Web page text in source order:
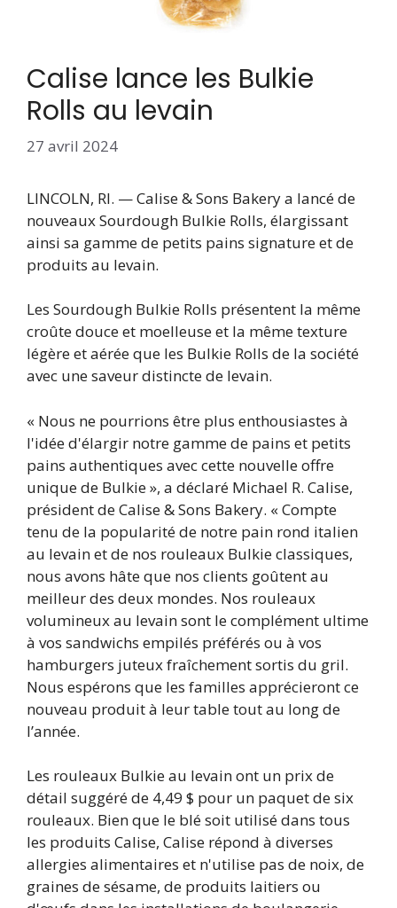
Calise lance les Bulkie
Rolls au levain
27 avril 2024
LINCOLN, RI. — Calise & Sons Bakery a lancé de
nouveaux Sourdough Bulkie Rolls, élargissant
ainsi sa gamme de petits pains signature et de
produits au levain.
Les Sourdough Bulkie Rolls présentent la même
croûte douce et moelleuse et la même texture
légère et aérée que les Bulkie Rolls de la société
avec une saveur distincte de levain.
« Nous ne pourrions être plus enthousiastes à
l'idée d'élargir notre gamme de pains et petits
pains authentiques avec cette nouvelle offre
unique de Bulkie », a déclaré Michael R. Calise,
président de Calise & Sons Bakery. « Compte
tenu de la popularité de notre pain rond italien
au levain et de nos rouleaux Bulkie classiques,
nous avons hâte que nos clients goûtent au
meilleur des deux mondes. Nos rouleaux
volumineux au levain sont le complément ultime
à vos sandwichs empilés préférés ou à vos
hamburgers juteux fraîchement sortis du gril.
Nous espérons que les familles apprécieront ce
nouveau produit à leur table tout au long de
l’année.
Les rouleaux Bulkie au levain ont un prix de
détail suggéré de 4,49 $ pour un paquet de six
rouleaux. Bien que le blé soit utilisé dans tous
les produits Calise, Calise répond à diverses
allergies alimentaires et n'utilise pas de noix, de
graines de sésame, de produits laitiers ou